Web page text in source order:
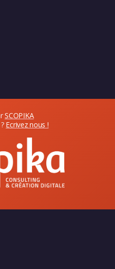
SCOPIKA
Ecrivez nous !